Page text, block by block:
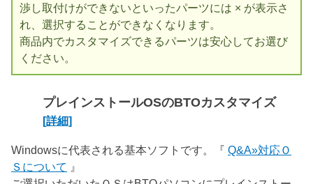
渉し取付けができないといったパーツには × が表示さ
れ、選択することができなくなります。
商品内でカスタマイズできるパーツは安心してお選び
ください。
プレインストールOSのBTOカスタマイズ
[詳細]
Windowsに代表される基本ソフトです。『 Q&A»対応Ｏ
Ｓについて 』